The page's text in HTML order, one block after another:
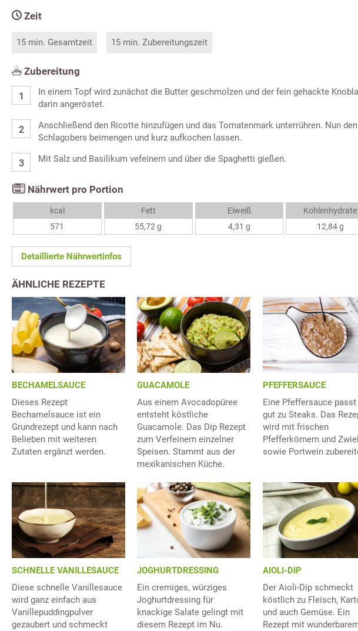
Zeit
15 min. Gesamtzeit 15 min. Zubereitungszeit
Zubereitung
In einem Topf wird zunächst die Butter geschmolzen und der fein gehackte
darin angeröstet.
Anschließend den Ricotte hinzufügen und das Tomatenmark unterrühren. Nun den
Schlagobers beimengen und kurz aufkochen lassen.
Mit Salz und Basilikum vefeinern und über die Spaghetti gießen.
Nährwert pro Portion
kcal
571
Fett
55,72 g
Eiweiß
4,31 g
Kohlenhydrate
12,84 g
Detaillierte Nährwertinfos
ÄHNLICHE REZEPTE
BECHAMELSAUCE
Dieses Rezept
Bechamelsauce ist ein
Grundrezept und kann nach
Belieben mit weiteren
Zutaten ergänzt werden.
GUACAMOLE
Aus einem Avocadopüree
entsteht köstliche
Guacamole. Das Dip Rezept
zum Verfeinern einzelner
Speisen. Stammt aus der
mexikanischen Küche.
PFEFFERSAUCE
Eine Pfeffersauce passt
gut zu Steaks. Das
wird mit frischen
Pfefferkörnern und
sowie Portwein
SCHNELLE VANILLESAUCE
Diese schnelle Vanillesauce
wird ganz einfach aus
Vanillepuddingpulver
gezaubert und schmeckt
JOGHURTDRESSING
Ein cremiges, würziges
Joghurtdressing für
knackige Salate gelingt mit
diesem Rezept im Nu.
AIOLI-DIP
Der Aioli-Dip schmeckt
köstlich zu Fleisch,
und auch Gemüse. Ein
Rezept mit